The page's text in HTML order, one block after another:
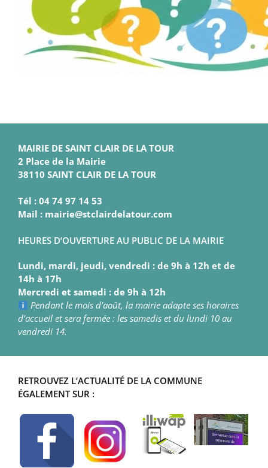
MAIRIE DE SAINT CLAIR DE LA TOUR
2 Place de la Mairie
38110 SAINT CLAIR DE LA TOUR
Tél : 04 74 97 14 53
Mail : mairie@stclairdelatour.com
HEURES D’OUVERTURE AU PUBLIC DE LA MAIRIE
Lundi, mardi, jeudi, vendredi : de 9h à 12h et de
14h à 17h
Mercredi et samedi : de 9h à 12h
Pendant le mois d’août, la mairie adapte ses horaires
d’accueil et sera fermée : les samedis et du lundi 10 au
vendredi 14.
RETROUVEZ L’ACTUALITÉ DE LA COMMUNE
ÉGALEMENT SUR :